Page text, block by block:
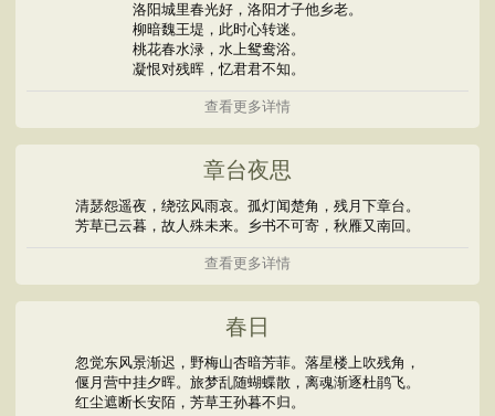
洛阳城里春光好，洛阳才子他乡老。
柳暗魏王堤，此时心转迷。
桃花春水渌，水上鸳鸯浴。
凝恨对残晖，忆君君不知。
查看更多详情
章台夜思
清瑟怨遥夜，绕弦风雨哀。孤灯闻楚角，残月下章台。
芳草已云暮，故人殊未来。乡书不可寄，秋雁又南回。
查看更多详情
春日
忽觉东风景渐迟，野梅山杏暗芳菲。落星楼上吹残角，
偃月营中挂夕晖。旅梦乱随蝴蝶散，离魂渐逐杜鹃飞。
红尘遮断长安陌，芳草王孙暮不归。